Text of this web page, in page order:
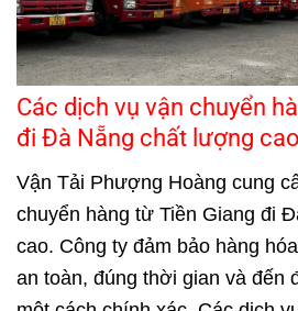
Các dịch vụ vận chuyển
đi Đà Nẵng chất lượng cao
Vận Tải Phượng Hoàng cung
chuyển hàng từ Tiền Giang đi
cao. Công ty đảm bảo hàng
an toàn, đúng thời gian và đến